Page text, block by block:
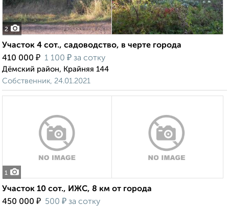
2
Участок 4 сот., садоводство, в черте города
410 000 ₽ 1 100 ₽ за сотку
Дёмский район, Крайняя 144
Собственник, 24.01.2021
1
Участок 10 сот., ИЖС, 8 км от города
450 000 ₽ 500 ₽ за сотку